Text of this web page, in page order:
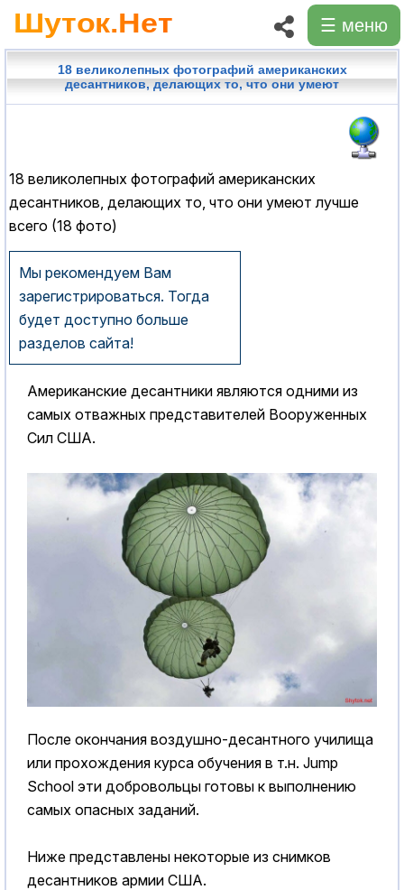
☰ меню
18 великолепных фотографий американских
десантников, делающих то, что они умеют
18 великолепных фотографий американских
десантников, делающих то, что они умеют лучше
всего (18 фото)
Мы рекомендуем Вам
зарегистрироваться. Тогда
будет доступно больше
разделов сайта!
Американские десантники являются одними из
самых отважных представителей Вооруженных
Сил США.
После окончания воздушно-десантного училища
или прохождения курса обучения в т.н. Jump
School эти добровольцы готовы к выполнению
самых опасных заданий.
Ниже представлены некоторые из снимков
десантников армии США.